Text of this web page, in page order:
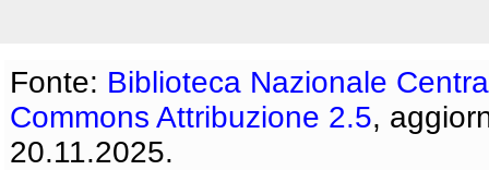
Fonte: Biblioteca Nazionale
Commons Attribuzione 2.5,
20.11.2025.